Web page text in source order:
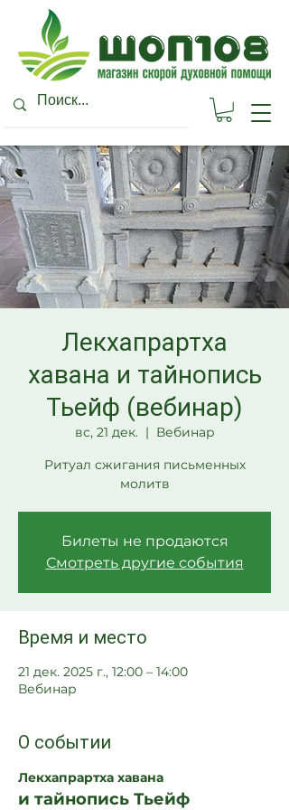
Лекхапрартха
хавана и тайнопись
Тьейф (вебинар)
вс, 21 дек.
  |
Вебинар
Ритуал сжигания письменных
молитв
Билеты не продаются
Смотреть другие события
Время и место
21 дек. 2025 г., 12:00 – 14:00
Вебинар
О событии
Лекхапрартха хавана
и тайнопись Тьейф